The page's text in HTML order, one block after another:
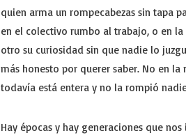
quien arma un rompecabezas sin tapa
en el colectivo rumbo al trabajo, o en
otro su curiosidad sin que nadie lo
más honesto por querer saber. No en
todavía está entera y no la rompió
Hay épocas y hay generaciones que